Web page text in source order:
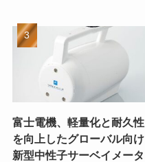
富士電機、軽量化と耐久性
を向上したグローバル向け
新型中性子サーベイメータ